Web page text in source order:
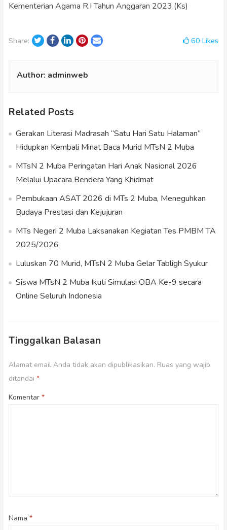
Kementerian Agama R.I Tahun Anggaran 2023.(Ks)
Share: TwitterFacebook
LinkedInPinterest
Email 60Likes
Author: adminweb
Related Posts
Gerakan Literasi Madrasah “Satu Hari Satu Halaman”
Hidupkan Kembali Minat Baca Murid MTsN 2 Muba
MTsN 2 Muba Peringatan Hari Anak Nasional 2026
Melalui Upacara Bendera Yang Khidmat
Pembukaan ASAT 2026 di MTs 2 Muba, Meneguhkan
Budaya Prestasi dan Kejujuran
MTs Negeri 2 Muba Laksanakan Kegiatan Tes PMBM TA
2025/2026
Luluskan 70 Murid, MTsN 2 Muba Gelar Tabligh Syukur
Siswa MTsN 2 Muba Ikuti Simulasi OBA Ke-9 secara
Online Seluruh Indonesia
Tinggalkan Balasan
Alamat email Anda tidak akan dipublikasikan. Ruas yang wajib
ditandai *
Komentar *
Nama *